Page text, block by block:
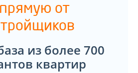
от
из более 700
квартир